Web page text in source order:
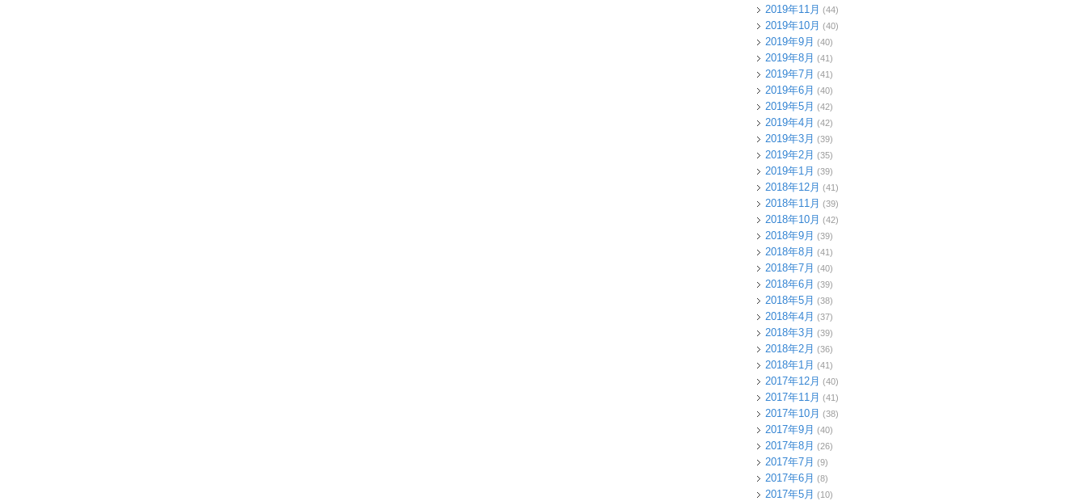
2019年11月 (44)
2019年10月 (40)
2019年9月 (40)
2019年8月 (41)
2019年7月 (41)
2019年6月 (40)
2019年5月 (42)
2019年4月 (42)
2019年3月 (39)
2019年2月 (35)
2019年1月 (39)
2018年12月 (41)
2018年11月 (39)
2018年10月 (42)
2018年9月 (39)
2018年8月 (41)
2018年7月 (40)
2018年6月 (39)
2018年5月 (38)
2018年4月 (37)
2018年3月 (39)
2018年2月 (36)
2018年1月 (41)
2017年12月 (40)
2017年11月 (41)
2017年10月 (38)
2017年9月 (40)
2017年8月 (26)
2017年7月 (9)
2017年6月 (8)
2017年5月 (10)